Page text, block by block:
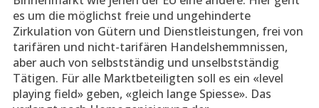
es um die möglichst freie und ungehinderte
Zirkulation von Gütern und Dienstleistungen, frei von
tarifären und nicht-tarifären Handelshemmnissen,
aber auch von selbstständig und unselbstständig
Tätigen. Für alle Marktbeteiligten soll es ein «level
playing field» geben, «gleich lange Spiesse». Das